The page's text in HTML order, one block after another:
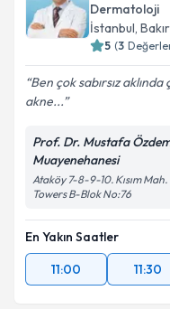
Dermatoloji
İstanbul,
5 (3
Ben çok sabırsız
akne...
Prof. Dr. Mustafa
Muayenehanesi
Ataköy 7-8-9-10. Kısım
Towers B-Blok No:76
En Yakın Saatler
11:00
11:30